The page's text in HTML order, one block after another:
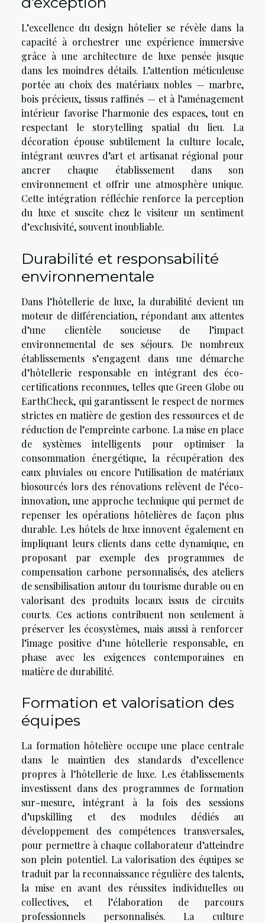
L’excellence du design hôtelier se révèle dans la
capacité à orchestrer une expérience immersive
grâce à une architecture de luxe pensée jusque
dans les moindres détails. L’attention méticuleuse
portée au choix des matériaux nobles — marbre,
bois précieux, tissus raffinés — et à l’aménagement
intérieur favorise l’harmonie des espaces, tout en
respectant le storytelling spatial du lieu. La
décoration épouse subtilement la culture locale,
intégrant œuvres d’art et artisanat régional pour
ancrer chaque établissement dans son
environnement et offrir une atmosphère unique.
Cette intégration réfléchie renforce la perception
du luxe et suscite chez le visiteur un sentiment
d’exclusivité, souvent inoubliable.
Durabilité et responsabilité
environnementale
Dans l’hôtellerie de luxe, la durabilité devient un
moteur de différenciation, répondant aux attentes
d’une clientèle soucieuse de l’impact
environnemental de ses séjours. De nombreux
établissements s’engagent dans une démarche
d’hôtellerie responsable en intégrant des éco-
certifications reconnues, telles que Green Globe ou
EarthCheck, qui garantissent le respect de normes
strictes en matière de gestion des ressources et de
réduction de l’empreinte carbone. La mise en place
de systèmes intelligents pour optimiser la
consommation énergétique, la récupération des
eaux pluviales ou encore l’utilisation de matériaux
biosourcés lors des rénovations relèvent de l’éco-
innovation, une approche technique qui permet de
repenser les opérations hôtelières de façon plus
durable. Les hôtels de luxe innovent également en
impliquant leurs clients dans cette dynamique, en
proposant par exemple des programmes de
compensation carbone personnalisés, des ateliers
de sensibilisation autour du tourisme durable ou en
valorisant des produits locaux issus de circuits
courts. Ces actions contribuent non seulement à
préserver les écosystèmes, mais aussi à renforcer
l’image positive d’une hôtellerie responsable, en
phase avec les exigences contemporaines en
matière de durabilité.
Formation et valorisation des
équipes
La formation hôtelière occupe une place centrale
dans le maintien des standards d’excellence
propres à l’hôtellerie de luxe. Les établissements
investissent dans des programmes de formation
sur-mesure, intégrant à la fois des sessions
d’upskilling et des modules dédiés au
développement des compétences transversales,
pour permettre à chaque collaborateur d’atteindre
son plein potentiel. La valorisation des équipes se
traduit par la reconnaissance régulière des talents,
la mise en avant des réussites individuelles ou
collectives, et l’élaboration de parcours
professionnels personnalisés. La culture